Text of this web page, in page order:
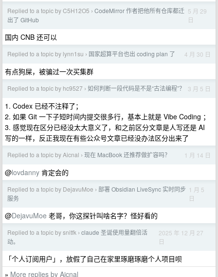
Replied to a topic by C5H12O5 › CodeMirror 作者把他所有仓库都迁
出了 GitHub
5 月 29
日
国内 CNB 还可以
Replied to a topic by lynn1su › 国家超算平台也出 coding plan 了 4 月 30 日
有点狗屎，被骗过一次买集群
Replied to a topic by hc9527 › 如何判断一段代码是不是“古法编程”？ 3 月 5 日
1. Codex 已经不注释了；
2. 如果 Git 一下子短时间内提交很多行，基本上就是 Vibe Coding ；
3. 感觉现在区分已经没太大意义了，和之前区分文章是人写还是 AI
写的一样，反正我现在有些公众号文章已经没办法区分出来了
Replied to a topic by Aicnal › 现在 MacBook 还推荐做扩容吗？ 1 月 14 日
@lovdanny 肯定会的
Replied to a topic by DejavuMoe › 部署 Obsidian LiveSync 实时同步
服务
1 月 5
日
@DejavuMoe 老哥，你这探针叫啥名字？怪好看的
Replied to a topic by snitfk › claude 圣诞使用量翻倍活
动。
2025 年 12 月 27
日
「个人订阅用户」，放假了自己在家里琢磨琢磨个人项目呗
» More replies by Aicnal